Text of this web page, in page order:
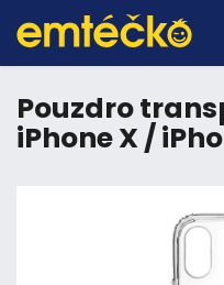
Pouzdro
iPhone X /